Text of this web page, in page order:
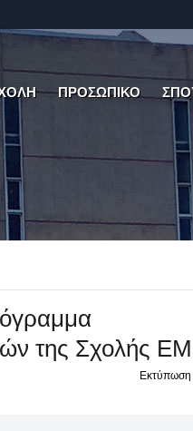
ΠΡΟΣΩΠΙΚΟ
της Σχολής
Εκτύπωση